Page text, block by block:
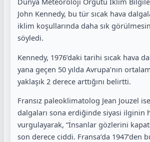
John Kennedy, bu tür sıcak hava
iklim koşullarında daha sık
söyledi.
Kennedy, 1976’daki tarihi sıcak hava
yana geçen 50 yılda Avrupa’nın
yaklaşık 2 derece arttığını belirtti.
Fransız paleoklimatolog Jean Jouzel
dalgaları sona erdiğinde siyasi ilginin
vurgulayarak, “İnsanlar gözlerini
son derece ciddi. Fransa’da 1947’den